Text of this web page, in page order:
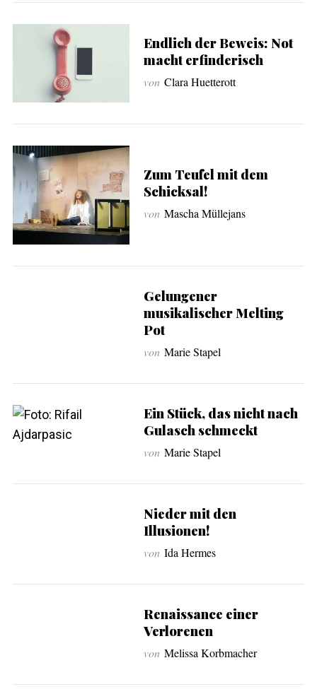
Endlich der Beweis: Not
macht erfinderisch
von Clara Huetterott
Zum Teufel mit dem
Schicksal!
von Mascha Müllejans
Gelungener
musikalischer Melting
Pot
von Marie Stapel
Ein Stück, das nicht nach
Gulasch schmeckt
von Marie Stapel
Nieder mit den
Illusionen!
von Ida Hermes
Renaissance einer
Verlorenen
von Melissa Korbmacher